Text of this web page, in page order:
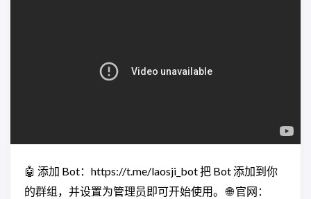
🤖 添加 Bot：https://t.me/laosji_bot 把 Bot 添加到你
的群组，并设置为管理员即可开始使用。 🌐 官网：